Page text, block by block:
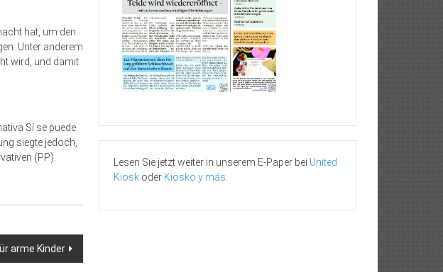
hat, um den
Unter anderem
wird, und damit
Sí se puede
siegte jedoch,
(PP).
arme Kinder
Lesen Sie jetzt weiter in unserem E-Paper bei United
Kiosk oder Kiosko y más